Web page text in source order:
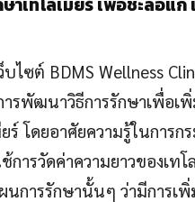
ไซต์ BDMS Wellness
รพัฒนาวิธีการรักษาเพื่อเพิ่
ร์ โดยอาศัยความรู้ในการก
ช้การวัดค่าความยาวของเทโ
นการรักษานั้นๆ ว่ามีการเพิ่